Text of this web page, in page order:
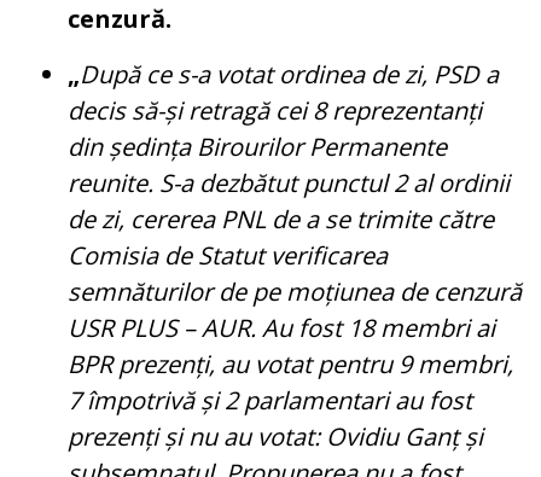
cenzură.
„După ce s-a votat ordinea de zi, PSD a
decis să-și retragă cei 8 reprezentanți
din ședința Birourilor Permanente
reunite. S-a dezbătut punctul 2 al ordinii
de zi, cererea PNL de a se trimite către
Comisia de Statut verificarea
semnăturilor de pe moțiunea de cenzură
USR PLUS – AUR. Au fost 18 membri ai
BPR prezenți, au votat pentru 9 membri,
7 împotrivă și 2 parlamentari au fost
prezenți și nu au votat: Ovidiu Ganț și